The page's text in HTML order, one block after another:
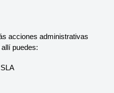
acciones administrativas
puedes: